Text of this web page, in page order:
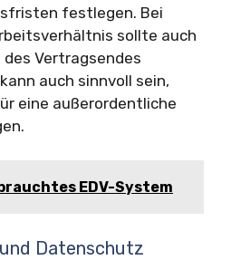
festlegen. Bei
sollte auch
Vertragsendes
auch sinnvoll sein,
eine außerordentliche
EDV-System
Datenschutz